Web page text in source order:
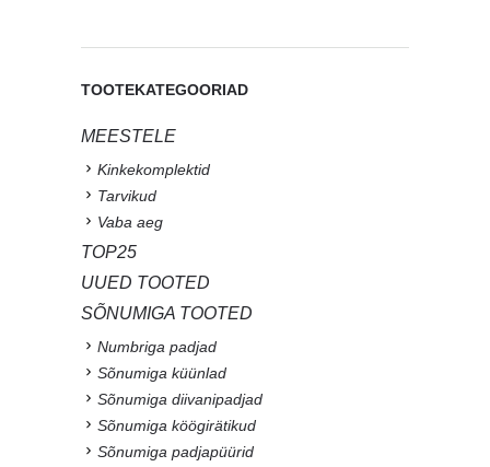
TOOTEKATEGOORIAD
MEESTELE
Kinkekomplektid
Tarvikud
Vaba aeg
TOP25
UUED TOOTED
SÕNUMIGA TOOTED
Numbriga padjad
Sõnumiga küünlad
Sõnumiga diivanipadjad
Sõnumiga köögirätikud
Sõnumiga padjapüürid